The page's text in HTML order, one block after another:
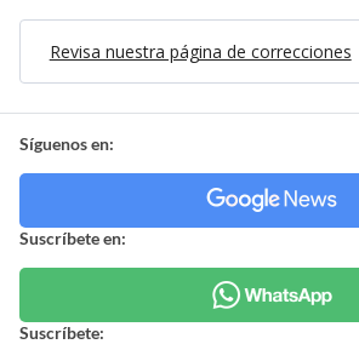
Revisa nuestra página de correcciones
Síguenos en:
Suscríbete en:
Suscríbete: